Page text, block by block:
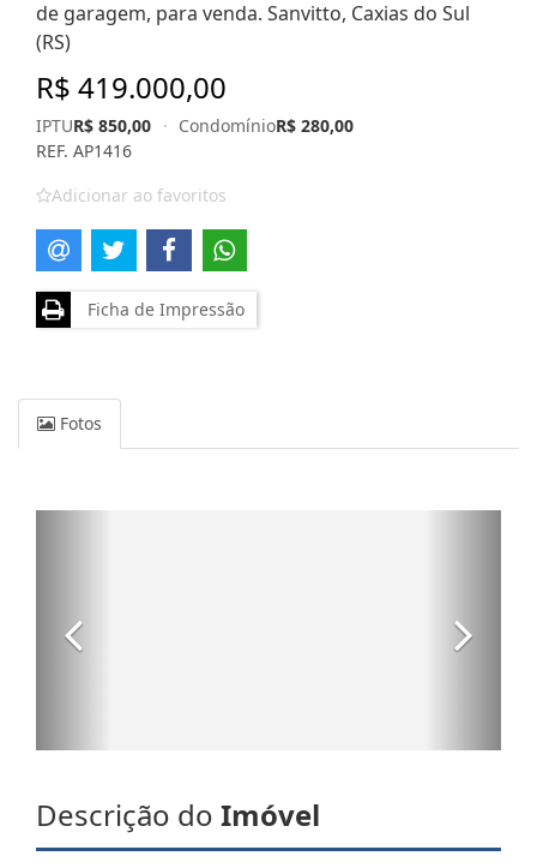
de garagem, para venda. Sanvitto, Caxias do Sul
(RS)
R$ 419.000,00
IPTUR$ 850,00 · CondomínioR$ 280,00
REF. AP1416
Adicionar ao favoritos
Ficha de Impressão
Fotos
Descrição do Imóvel